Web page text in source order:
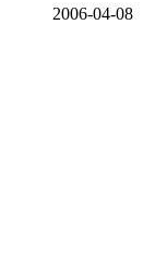
2006-04-08